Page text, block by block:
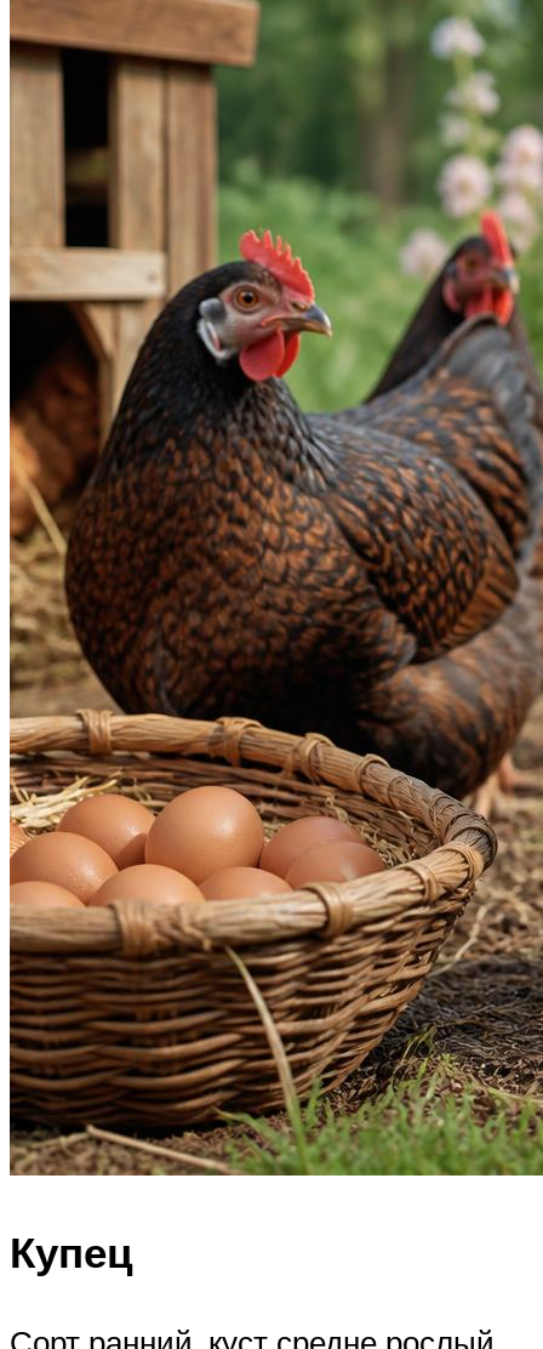
Купец
Сорт ранний, куст средне рослый,